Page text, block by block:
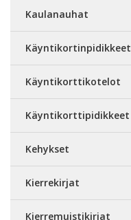
Kaulanauhat
Käyntikortinpidikkeet
Käyntikorttikotelot
Käyntikorttipidikkeet
Kehykset
Kierrekirjat
Kierremuistikirjat